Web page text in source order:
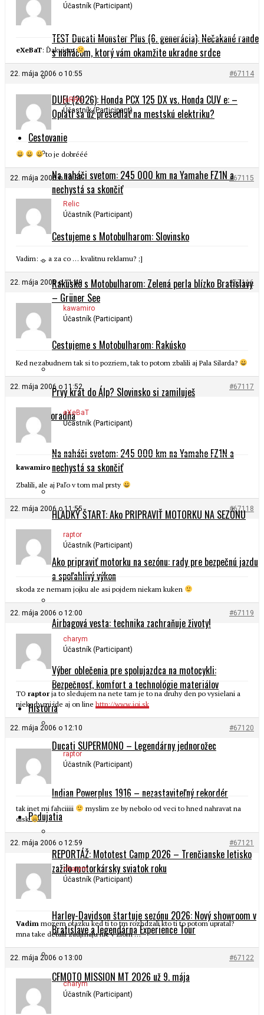
TEST Ducati Monster Plus (6. generácia): Nečakané rande
s naháčom, ktorý vám okamžite ukradne srdce
DUEL (2026): Honda PCX 125 DX vs. Honda CUV e: –
Oplatí sa už presedlať na mestskú elektriku?
Cestovanie
Na naháči svetom: 245 000 km na Yamahe FZ1N a
nechystá sa skončiť
Cestujeme s Motobulharom: Slovinsko
Rakúsko s Motobulharom: Zelená perla blízko Bratislavy
– Grüner See
Cestujeme s Motobulharom: Rakúsko
Prvý krát do Álp? Slovinsko si zamiluješ
Motoporadňa
Na naháči svetom: 245 000 km na Yamahe FZ1N a
nechystá sa skončiť
HLADKÝ ŠTART: Ako PRIPRAVIŤ MOTORKU NA SEZÓNU
Ako pripraviť motorku na sezónu: rady pre bezpečnú jazdu
a spoľahlivý výkon
Airbagová vesta: technika zachraňuje životy!
Výber oblečenia pre spolujazdca na motocykli:
Bezpečnosť, komfort a technológie materiálov
História
Ducati SUPERMONO – Legendárny jednorožec
Indian Powerplus 1916 – nezastaviteľný rekordér
Podujatia
REPORTÁŽ: Mototest Camp 2026 – Trenčianske letisko
zažilo motorkársky sviatok roku
Harley-Davidson štartuje sezónu 2026: Nový showroom v
Bratislave a legendárna Experience Tour
CFMOTO MISSION MT 2026 už 9. mája
Účastník (Participant)
eXeBaT: Ďakujem
22. mája 2006 o 10:55 #67114
jaRRo
Účastník (Participant)
to je dobrééé
22. mája 2006 o 10:57 #67115
Relic
Účastník (Participant)
Vadim: … a za co … kvalitnu reklamu? ;]
22. mája 2006 o 11:49 #67116
kawamiro
Účastník (Participant)
Ked nezabudnem tak si to pozriem, tak to potom zbalili aj Pala Silarda?
22. mája 2006 o 11:52 #67117
eXeBaT
Účastník (Participant)
kawamiro
Zbalili, ale aj Paľo v tom mal prsty
22. mája 2006 o 11:55 #67118
raptor
Účastník (Participant)
skoda ze nemam jojku ale asi pojdem niekam kuken
22. mája 2006 o 12:00 #67119
charym
Účastník (Participant)
TO raptor ja to sledujem na nete tam je to na druhy den po vysielani a
niekedy mi ide aj on line http://www.joj.sk
22. mája 2006 o 12:10 #67120
raptor
Účastník (Participant)
tak inet mi fahciiiii
myslim ze by nebolo od veci to hned nahravat na
disk
…
22. mája 2006 o 12:59 #67121
charym
Účastník (Participant)
Vadim mozem otazku ked ti to tm rozhdzali kto ti to potom upratal?
mna take detaili zaujmaju nic v zlom …
22. mája 2006 o 13:00 #67122
charym
Účastník (Participant)